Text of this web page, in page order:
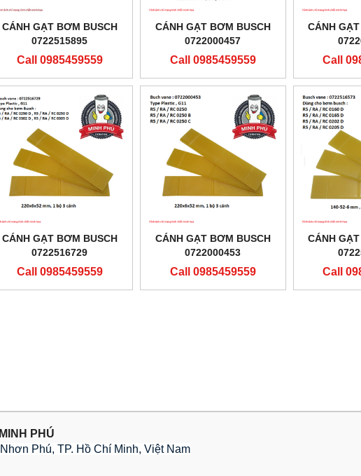
CÁNH GẠT BƠM BUSCH
0722515895
Call 0985459559
CÁNH GẠT BƠM BUSCH
0722000457
Call 0985459559
CÁNH
Call
CÁNH GẠT BƠM BUSCH
0722516729
Call 0985459559
CÁNH GẠT BƠM BUSCH
0722000453
Call 0985459559
CÁNH
Call
PHÚ
Phú, TP. Hồ Chí Minh, Việt Nam